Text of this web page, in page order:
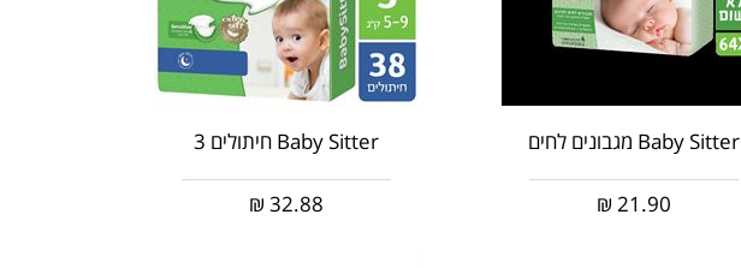
Baby Sitter מגבונים לחים
21.90
₪
Baby Sitter חיתולים 3
32.88
₪